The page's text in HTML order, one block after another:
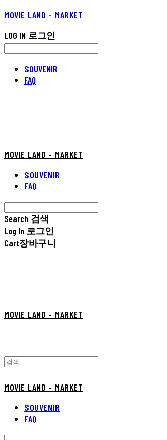
MOVIE LAND - MARKET
LOG IN 로그인
SOUVENIR
FAQ
MOVIE LAND - MARKET
SOUVENIR
FAQ
Search 검색
Log In 로그인
Cart장바구니
MOVIE LAND - MARKET
MOVIE LAND - MARKET
SOUVENIR
FAQ